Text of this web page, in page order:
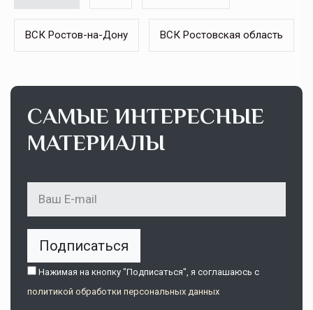
ВСК Ростов-на-Дону ВСК Ростовская область
САМЫЕ ИНТЕРЕСНЫЕ
МАТЕРИАЛЫ
Подписаться
Нажимая на кнопку "Подписаться", я соглашаюсь c
политикой обработки персональных данных